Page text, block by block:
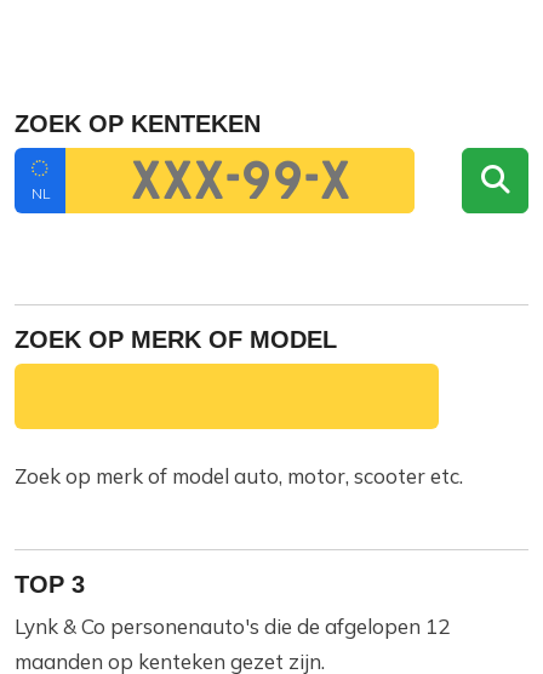
ZOEK OP KENTEKEN
NL
ZOEK OP MERK OF MODEL
Zoek op merk of model auto, motor, scooter etc.
TOP 3
Lynk & Co personenauto's die de afgelopen 12
maanden op kenteken gezet zijn.